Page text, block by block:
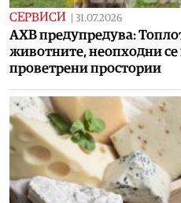
СЕРВИСИ 31.07.2026
АХВ предупредува:
животните, неопходни се
проветрени простории